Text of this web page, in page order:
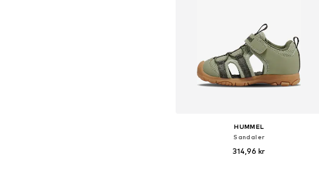
HUMMEL
Sandaler
314,96 kr